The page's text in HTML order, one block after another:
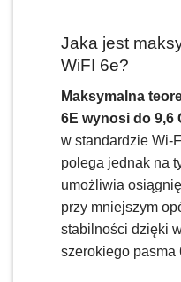
Jaka jest
WiFI 6e?
Maksymalna
6E wynosi do 9,6
w standardzie Wi-
polega jednak na
umożliwia
przy mniejszym
stabilności dzięki
szerokiego pasma